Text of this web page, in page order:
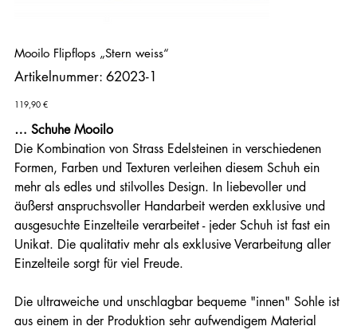
Mooilo Flipflops „Stern weiss“
Artikelnummer:
Artikelnummer:
62023-
62023-1
Preis
119,90 €
… Schuhe Mooilo
Die Kombination von Strass Edelsteinen in verschiedenen
Formen, Farben und Texturen verleihen diesem Schuh ein
mehr als edles und stilvolles Design. In liebevoller und
äußerst anspruchsvoller Handarbeit werden exklusive und
ausgesuchte Einzelteile verarbeitet - jeder Schuh ist fast ein
Unikat. Die qualitativ mehr als exklusive Verarbeitung aller
Einzelteile sorgt für viel Freude.
Die ultraweiche und unschlagbar bequeme "innen" Sohle ist
aus einem in der Produktion sehr aufwendigem Material